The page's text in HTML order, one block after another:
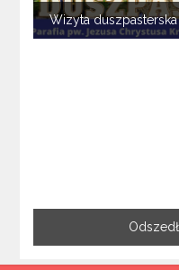
Wizyta